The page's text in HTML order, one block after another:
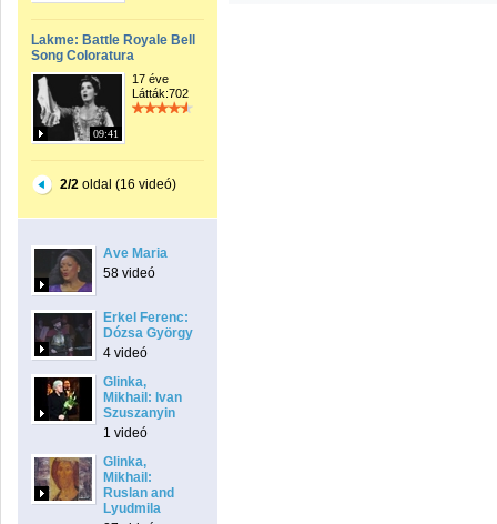
Lakme: Battle Royale Bell
Song Coloratura
09:41
17 éve
Látták:702
2/2oldal (16 videó)
Ave Maria
58 videó
Erkel Ferenc:
Dózsa György
4 videó
Glinka,
Mikhail: Ivan
Szuszanyin
1 videó
Glinka,
Mikhail:
Ruslan and
Lyudmila